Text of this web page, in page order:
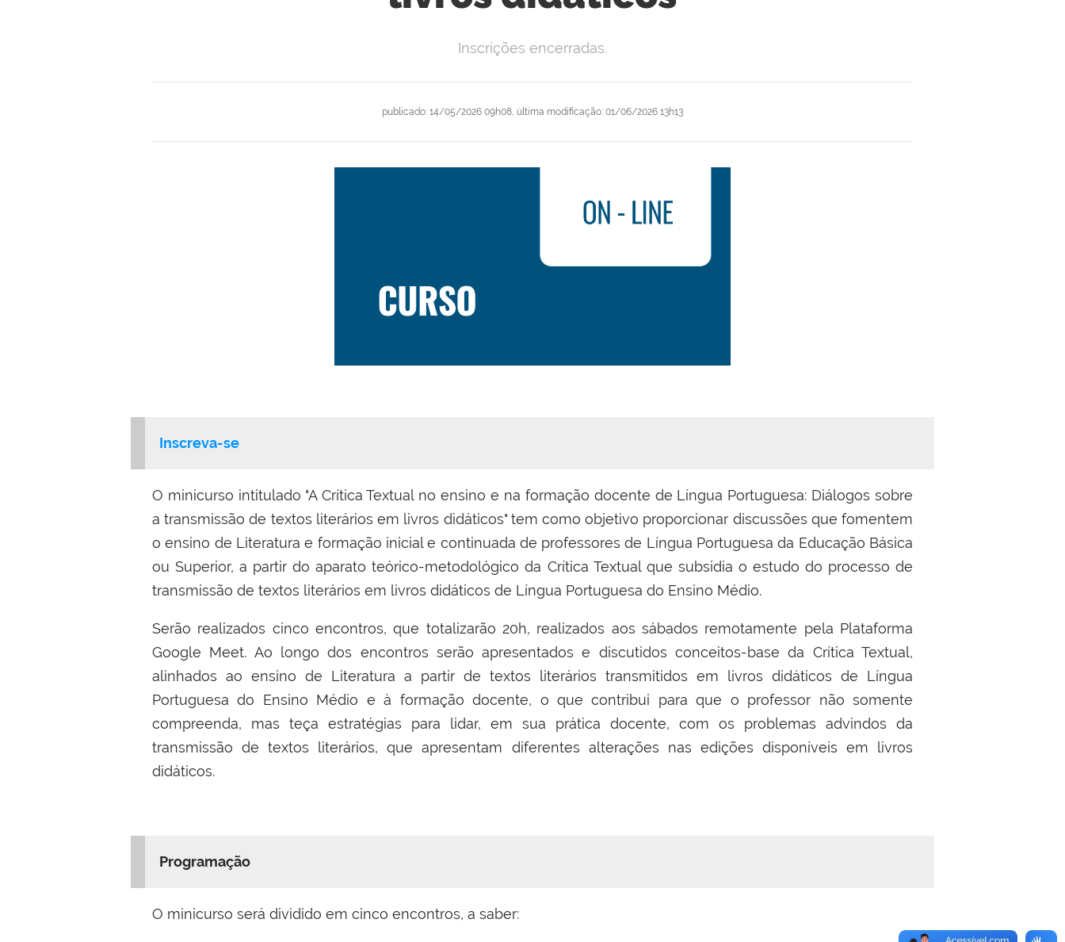
publicado: 14/05/2026 09h08, última modificação: 01/06/2026 13h13
Inscrições encerradas.
Inscreva-se
O minicurso intitulado "A Crítica Textual no ensino e na formação docente de Língua Portuguesa: Diálogos sobre
a transmissão de textos literários em livros didáticos" tem como objetivo proporcionar discussões que fomentem
o ensino de Literatura e formação inicial e continuada de professores de Língua Portuguesa da Educação Básica
ou Superior, a partir do aparato teórico-metodológico da Crítica Textual que subsidia o estudo do processo de
transmissão de textos literários em livros didáticos de Língua Portuguesa do Ensino Médio.
Serão realizados cinco encontros, que totalizarão 20h, realizados aos sábados remotamente pela Plataforma
Google Meet. Ao longo dos encontros serão apresentados e discutidos conceitos-base da Crítica Textual,
alinhados ao ensino de Literatura a partir de textos literários transmitidos em livros didáticos de Língua
Portuguesa do Ensino Médio e à formação docente, o que contribui para que o professor não somente
compreenda, mas teça estratégias para lidar, em sua prática docente, com os problemas advindos da
transmissão de textos literários, que apresentam diferentes alterações nas edições disponíveis em livros
didáticos.
Programação
O minicurso será dividido em cinco encontros, a saber: